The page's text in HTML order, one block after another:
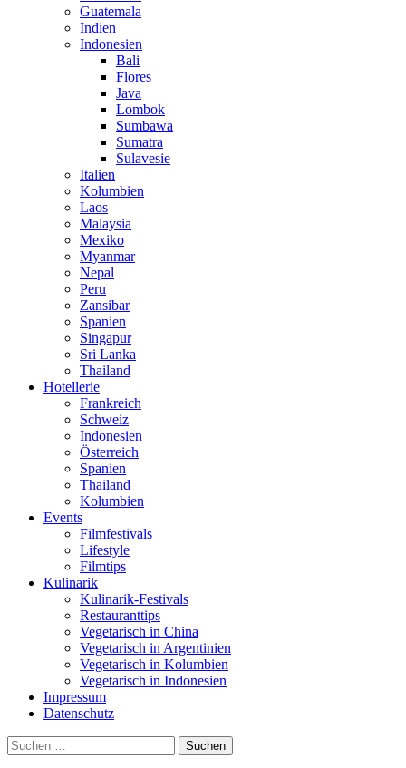
Guatemala
Indien
Indonesien
Bali
Flores
Java
Lombok
Sumbawa
Sumatra
Sulavesie
Italien
Kolumbien
Laos
Malaysia
Mexiko
Myanmar
Nepal
Peru
Zansibar
Spanien
Singapur
Sri Lanka
Thailand
Hotellerie
Frankreich
Schweiz
Indonesien
Österreich
Spanien
Thailand
Kolumbien
Events
Filmfestivals
Lifestyle
Filmtips
Kulinarik
Kulinarik-Festivals
Restauranttips
Vegetarisch in China
Vegetarisch in Argentinien
Vegetarisch in Kolumbien
Vegetarisch in Indonesien
Impressum
Datenschutz
Suchen
nach: